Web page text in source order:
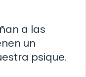
a las
un
psique.